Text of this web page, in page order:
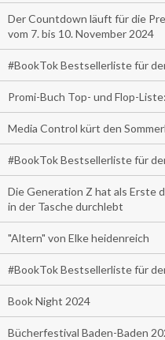
Der Countdown läuft für die
vom 7. bis 10. November 2024
#BookTok Bestsellerliste für
Promi-Buch Top- und Flop-
Media Control kürt den
#BookTok Bestsellerliste für
Die Generation Z hat als Erste
in der Tasche durchlebt
"Altern" von Elke heidenreich
#BookTok Bestsellerliste für
Book Night 2024
Bücherfestival Baden-Baden